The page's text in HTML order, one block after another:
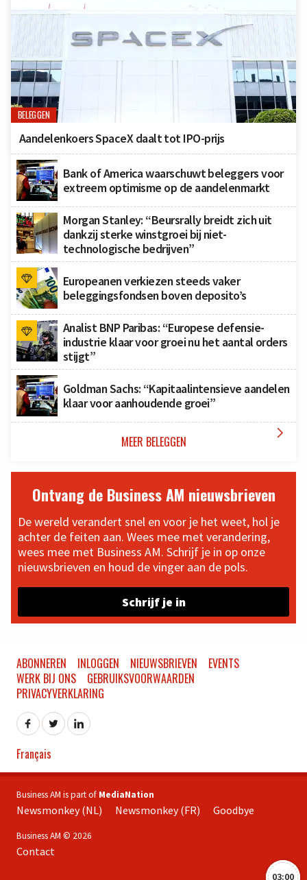
BELEGGEN
Aandelenkoers SpaceX daalt tot IPO-prijs
Bank of America waarschuwt beleggers voor
extreem optimisme op de aandelenmarkt
Morgan Stanley: “Beursrally breidt zich uit
dankzij sterke winstgroei bij niet-
technologische bedrijven”
Europeanen verkiezen steeds vaker
beleggingsfondsen boven deposito’s
Analist BNP Paribas: “Europese defensie-
industrie klaar voor groei nu het aantal orders
stijgt”
Goldman Sachs: “Kapitaalintensieve aandelen
klaar voor aanhoudende groei”
MEER BELEGGEN 
Ontvang de Business AM nieuwsbrieven
De wereld verandert snel en voor je het weet, hol je
achter de feiten aan. Wees mee met verandering,
wees mee met Business AM. Schrijf je in op onze
nieuwsbrieven en houd de vinger aan de pols.
Schrijf je in
03:00
ABONNEREN INLOGGEN NIEUWSBRIEVEN
EVENTS
WERK BIJ ONS
GEBRUIKSVOORWAARDEN
PRIVACYVERKLARING
Français
Business AM is part of MediaNation
Newsmonkey (NL) Newsmonkey (FR) Goodbye
Business AM © 2026
Contact